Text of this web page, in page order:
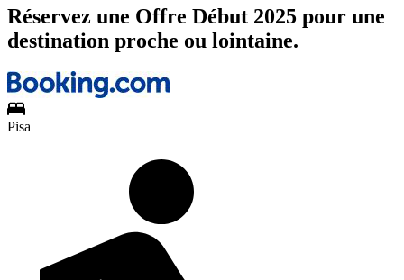
Réservez une Offre Début 2025 pour une
destination proche ou lointaine.
Pisa